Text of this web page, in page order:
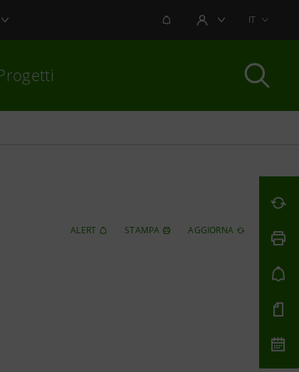
NOTIFICHEAREA UTENTEIT
ALERT STAMPA AGGIORNA